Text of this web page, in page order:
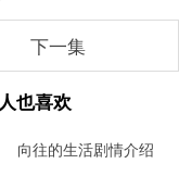
下一集
也喜欢
向往的生活剧情介绍